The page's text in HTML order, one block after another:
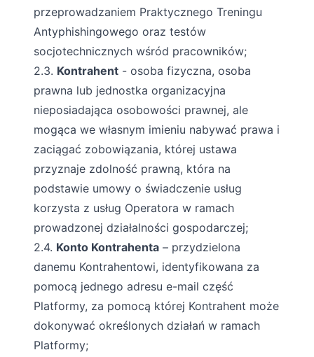
przeprowadzaniem Praktycznego Treningu
Antyphishingowego oraz testów
socjotechnicznych wśród pracowników;
2.3. Kontrahent - osoba fizyczna, osoba
prawna lub jednostka organizacyjna
nieposiadająca osobowości prawnej, ale
mogąca we własnym imieniu nabywać prawa i
zaciągać zobowiązania, której ustawa
przyznaje zdolność prawną, która na
podstawie umowy o świadczenie usług
korzysta z usług Operatora w ramach
prowadzonej działalności gospodarczej;
2.4. Konto Kontrahenta – przydzielona
danemu Kontrahentowi, identyfikowana za
pomocą jednego adresu e-mail część
Platformy, za pomocą której Kontrahent może
dokonywać określonych działań w ramach
Platformy;